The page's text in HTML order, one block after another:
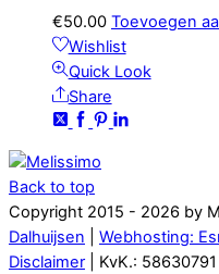
€50.00 Toevoegen
Wishlist
Quick Look
Share
Back to top
Copyright 2015 - 2026 by
Dalhuijsen
Webhosting:
Disclaimer | KvK.: